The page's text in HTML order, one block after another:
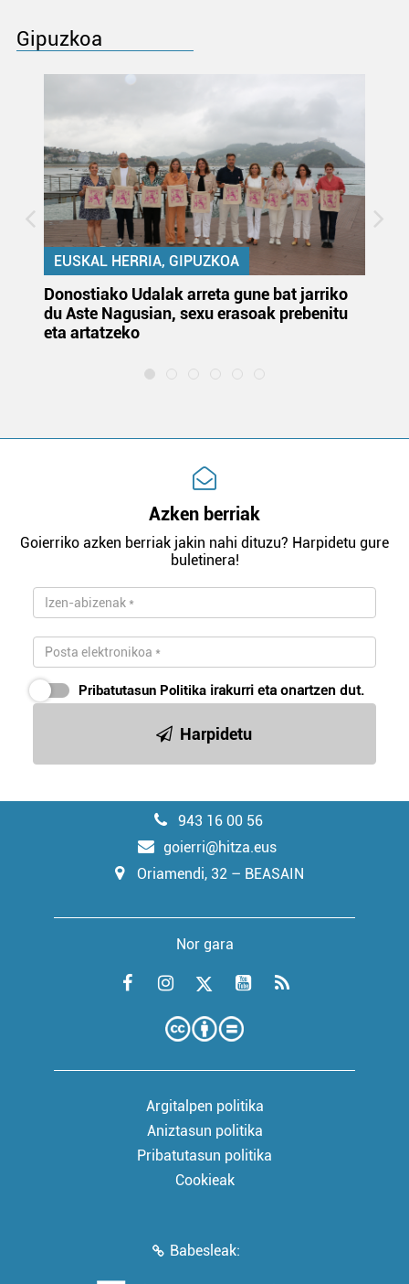
Gipuzkoa
EUSKAL HERRIA, GIPUZKOA
Donostiako Udalak arreta gune bat jarriko
du Aste Nagusian, sexu erasoak prebenitu
eta artatzeko
Azken berriak
Goierriko azken berriak jakin nahi dituzu? Harpidetu gure
buletinera!
Pribatutasun Politika irakurri eta onartzen dut.
Harpidetu
943 16 00 56
goierri@hitza.eus
Oriamendi, 32 – BEASAIN
Nor gara
Argitalpen politika
Aniztasun politika
Pribatutasun politika
Cookieak
Babesleak: